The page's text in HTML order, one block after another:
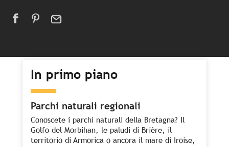
In primo piano
Parchi naturali regionali
Conoscete i parchi naturali della Bretagna? Il
Golfo del Morbihan, le paludi di Brière, il
territorio di Armorica o ancora il mare di Iroise,